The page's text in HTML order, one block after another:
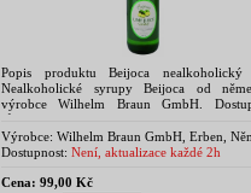
Popis produktu Beijoca nealkoholický
Nealkoholické syrupy Beijoca od
výrobce Wilhelm Braun GmbH.
různých příchutích. Vhodné do alko /
koktejlů nebo do domácích...
Výrobce: Wilhelm Braun GmbH, Erben,
Dostupnost: Není, aktualizace každé 2h
Cena: 99,00 Kč